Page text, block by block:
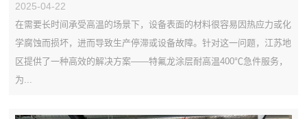
2025-04-22
在需要长时间承受高温的场景下，设备表面的材料很容易因热应力或化
学腐蚀而损坏，进而导致生产停滞或设备故障。针对这一问题，江苏地
区提供了一种高效的解决方案——特氟龙涂层耐高温400℃急件服务，
为...